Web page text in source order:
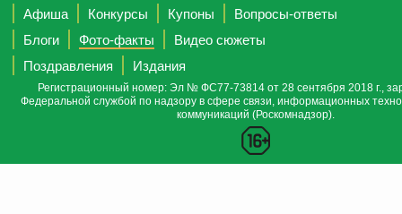
Афиша
Конкурсы Купоны
Вопросы-ответы
Блоги
Фото-факты
Видео сюжеты
Поздравления
Издания
Регистрационный номер: Эл № ФС77-73814 от 28 сентября 2018 г.,
Федеральной службой по надзору в сфере связи, информационных
коммуникаций (Роскомнадзор).